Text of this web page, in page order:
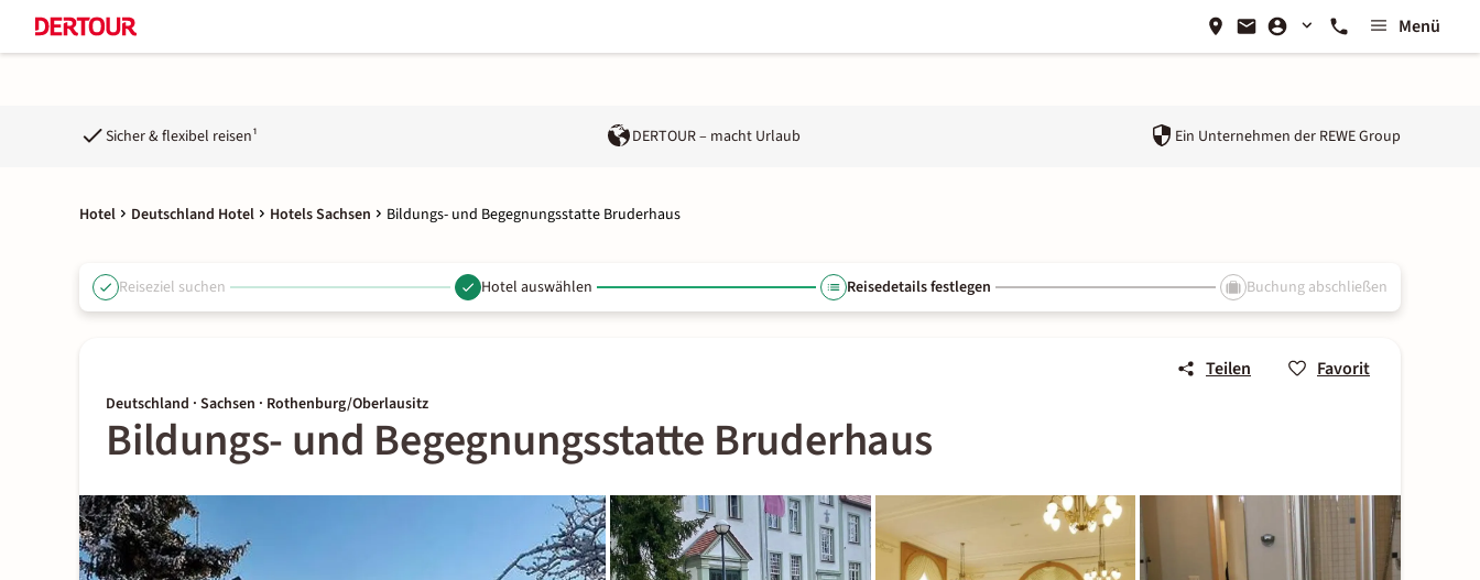
Menü
Sicher & flexibel reisen¹ DERTOUR – macht Urlaub Ein Unternehmen der REWE Group
Hotel Deutschland Hotel Hotels Sachsen Bildungs- und Begegnungsstatte Bruderhaus
Reiseziel suchen Hotel auswählen Reisedetails festlegen Buchung abschließen
Teilen Favorit
Deutschland · Sachsen · Rothenburg/Oberlausitz
Bildungs- und Begegnungsstatte Bruderhaus